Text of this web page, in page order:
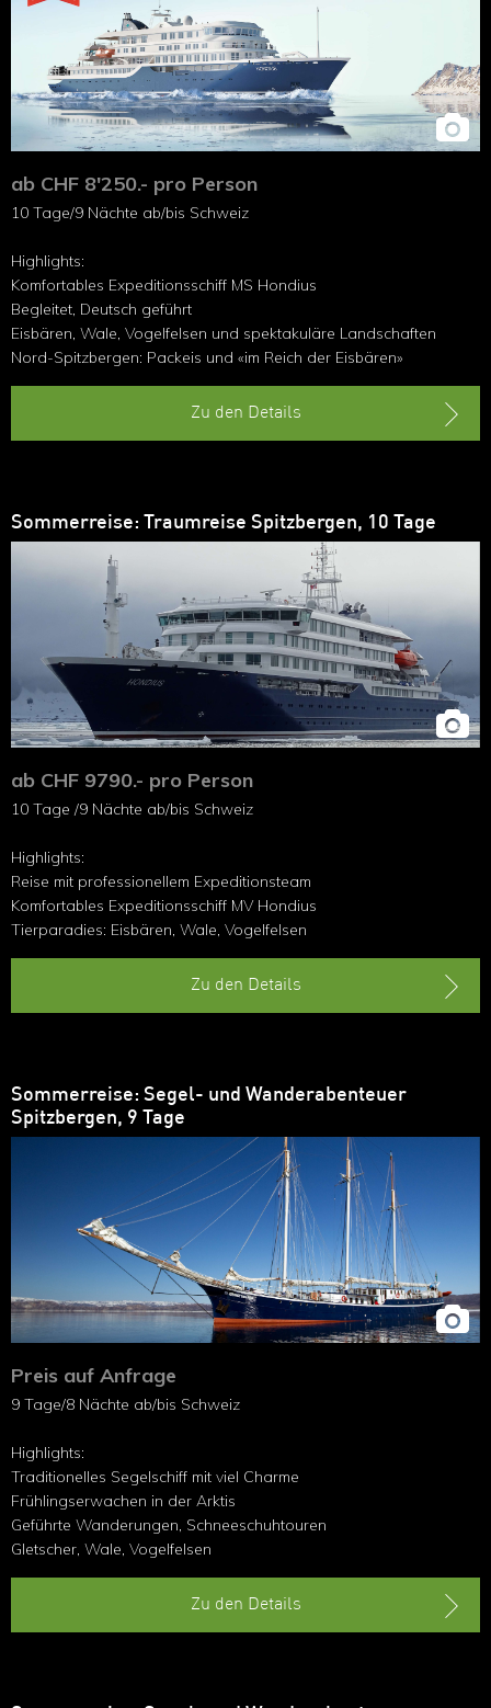
ab CHF 8'250.- pro Person
10 Tage/9 Nächte ab/bis Schweiz
Highlights:
Komfortables Expeditionsschiff MS Hondius
Begleitet, Deutsch geführt
Eisbären, Wale, Vogelfelsen und spektakuläre Landschaften
Nord-Spitzbergen: Packeis und «im Reich der Eisbären»
Zu den Details
Sommerreise: Traumreise Spitzbergen, 10 Tage
ab CHF 9790.- pro Person
10 Tage /9 Nächte ab/bis Schweiz
Highlights:
Reise mit professionellem Expeditionsteam
Komfortables Expeditionsschiff MV Hondius
Tierparadies: Eisbären, Wale, Vogelfelsen
Zu den Details
Sommerreise: Segel- und Wanderabenteuer
Spitzbergen, 9 Tage
Preis auf Anfrage
9 Tage/8 Nächte ab/bis Schweiz
Highlights:
Traditionelles Segelschiff mit viel Charme
Frühlingserwachen in der Arktis
Geführte Wanderungen, Schneeschuhtouren
Gletscher, Wale, Vogelfelsen
Zu den Details